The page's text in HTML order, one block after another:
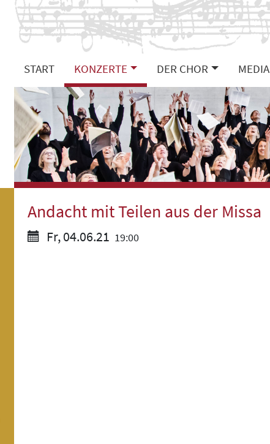
START KONZERTE DER CHOR MEDIA
Andacht mit Teilen aus der Missa
Fr, 04.06.21 19:00